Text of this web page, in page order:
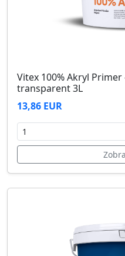
Vitex 100% Akryl
transparent 3L
13,86 EUR